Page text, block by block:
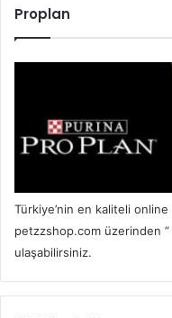
Proplan
Türkiye’nin en kaliteli
petzzshop.com üzerinden ”
ulaşabilirsiniz.